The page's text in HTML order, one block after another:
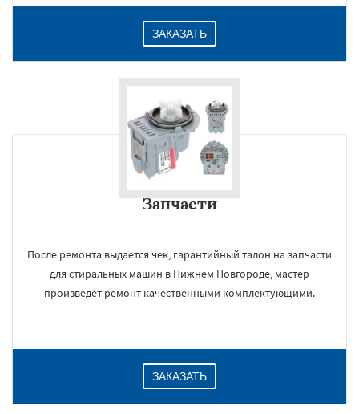
ЗАКАЗАТЬ
Запчасти
После ремонта выдается чек, гарантийный талон на запчасти
для стиральных машин в Нижнем Новгороде, мастер
произведет ремонт качественными комплектующими.
ЗАКАЗАТЬ